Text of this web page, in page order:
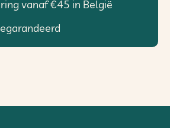
vanaf €45 in België